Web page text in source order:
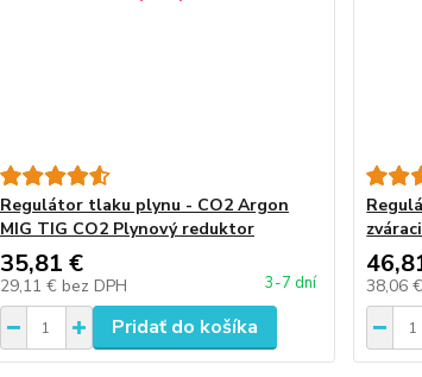
Regulátor tlaku plynu - CO2 Argon
MIG TIG CO2 Plynový reduktor
35,81 €
29,11 € bez DPH 3-7 dní
Pridať do košíka
38,06 €